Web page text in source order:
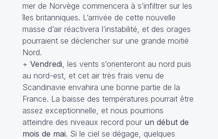
mer de Norvège commencera à s’infiltrer sur les
îles britanniques. L’arrivée de cette nouvelle
masse d’air réactivera l’instabilité, et des orages
pourraient se déclencher sur une grande moitié
Nord.
+ Vendredi , les vents s’orienteront au nord puis
au nord-est, et cet air très frais venu de
Scandinavie envahira une bonne partie de la
France. La baisse des températures pourrait être
assez exceptionnelle, et nous pourrions
atteindre des niveaux record pour un début de
mois de mai. Si le ciel se dégage, quelques